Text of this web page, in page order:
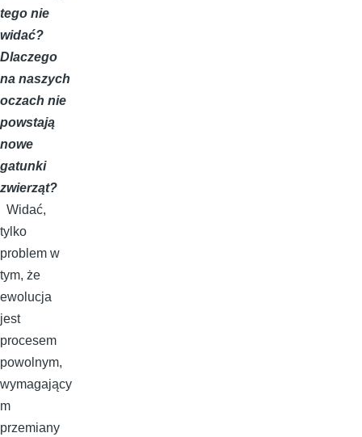
tego nie
widać?
Dlaczego
na naszych
oczach nie
powstają
nowe
gatunki
zwierząt?
Widać,
tylko
problem w
tym, że
ewolucja
jest
procesem
powolnym,
wymagający
m
przemiany